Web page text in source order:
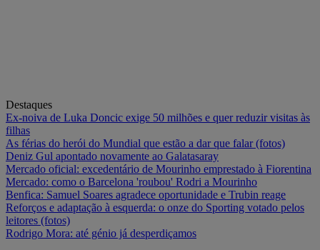
Destaques
Ex-noiva de Luka Doncic exige 50 milhões e quer reduzir visitas às
filhas
As férias do herói do Mundial que estão a dar que falar (fotos)
Deniz Gul apontado novamente ao Galatasaray
Mercado oficial: excedentário de Mourinho emprestado à Fiorentina
Mercado: como o Barcelona 'roubou' Rodri a Mourinho
Benfica: Samuel Soares agradece oportunidade e Trubin reage
Reforços e adaptação à esquerda: o onze do Sporting votado pelos
leitores (fotos)
Rodrigo Mora: até génio já desperdiçamos